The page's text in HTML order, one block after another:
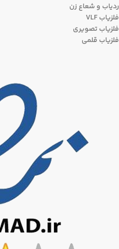
ردیاب و شعاع زن
فلزیاب VLF
فلزیاب تصویری
فلزیاب قلمی